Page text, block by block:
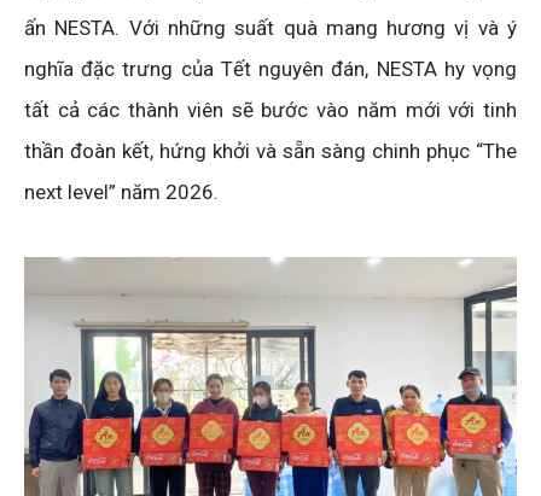
ấn NESTA. Với những suất quà mang hương vị và ý
nghĩa đặc trưng của Tết nguyên đán, NESTA hy vọng
tất cả các thành viên sẽ bước vào năm mới với tinh
thần đoàn kết, hứng khởi và sẵn sàng chinh phục “The
next level” năm 2026.